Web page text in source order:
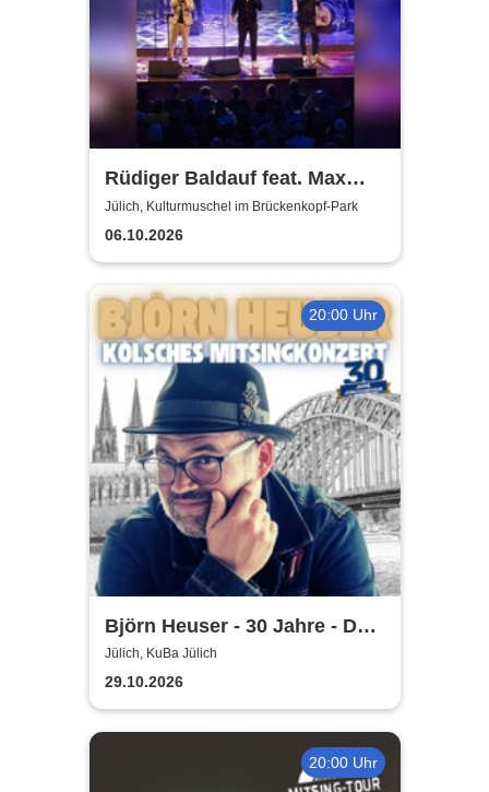
Rüdiger Baldauf feat. Max
Mutzke
Jülich, Kulturmuschel im Brückenkopf-Park
06.10.2026
20:00 Uhr
Björn Heuser - 30 Jahre - Das
Jubiläumskonzert
Jülich, KuBa Jülich
29.10.2026
20:00 Uhr